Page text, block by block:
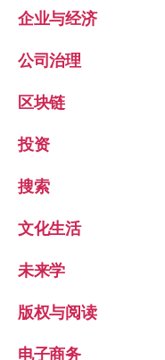
企业与经济
公司治理
区块链
投资
搜索
文化生活
未来学
版权与阅读
电子商务